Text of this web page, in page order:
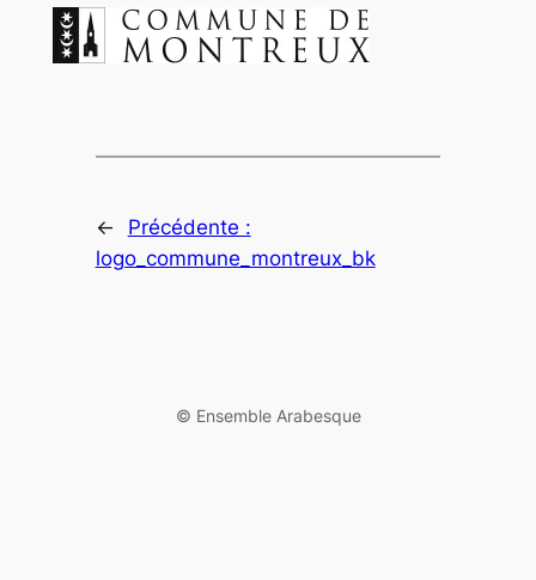
←
Précédente :
logo_commune_montreux_bk
©️ Ensemble Arabesque